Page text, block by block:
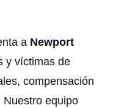
a Newport
y víctimas de
compensación
equipo